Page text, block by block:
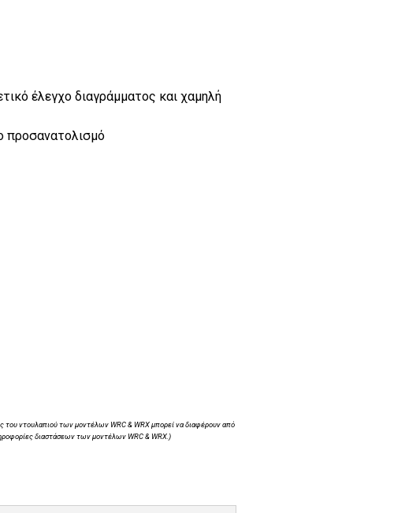
έλεγχο διαγράμματος και χαμηλή
προσανατολισμό
του ντουλαπιού των μοντέλων WRC & WRX μπορεί να διαφέρουν από
διαστάσεων των μοντέλων WRC & WRX.)